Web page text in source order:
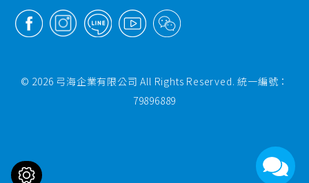
© 2026 弓海企業有限公司 All Rights Reserved. 統一編號：
79896889